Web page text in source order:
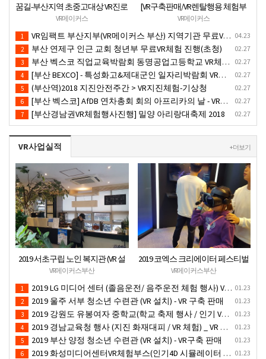
꿈길-부산지역 초중고대상 VR진로
직업체험 + VR안전교육 프로그램
운영공고
VR메이커스
[VR구축판매/VR렌탈행용 체험부
스][신제품](가성비최고) 1PC 2VR
일체형행사부스 세트(1부스-2인
따로 게임진행)
VR메이커스
04.23
1 VR임팩트 부산지부(VR메이커스 부산) 지역기관 무료VR체험서비스 제공
02.27
2 부산 연제구 인근 교회 청년부 무료VR체험 진행(초청)
02.27
3 부산 벡스코 직업교육박람회 동명공업고등학교 VR체험존
02.27
4 [부산 BEXCO] - 특성화고&제대군인 일자리박람회 VR체험부스운영(18.10.17)-VR행사
02.27
5 (부산역)2018 지진안전주간 > VR지진체험-기상청
02.27
6 [부산 벡스코] AfDB 연차총회 회의 아프리카의 날 - VR부스설치
02.27
7 [부산경남권VR체험행사진행] 밀양 아리랑대축제 2018
VR사업실적 + 더보기
2019 서초구립 노인 복지관 (VR 설
치) - VR 구축 판매
VR메이커스부산
2019 코엑스 크리에이터 페스티벌
VR체험 부스 (인기 VR 체험) - VR렌
탈대여 행사
VR메이커스부산
01.23
1 2019 LG 미디어 센터 (졸음운전/ 음주운전 체험 행사) VR 체험 - VR 렌탈대여 행사
01.23
2 2019 울주 서부 청소년 수련관 (VR 설치) - VR 구축 판매
01.23
3 2019 강원도 유봉여자 중학교(학교 축제 행사 / 인기 VR 컨텐츠 ) - VR렌탈대여 행사
01.23
4 2019 경남교육청 행사 (지진 화재대피 / VR 체험) _ VR 렌탈대여행사
01.23
5 2019 부산 양정 청소년 수련관 (VR 설치) - VR구축 판매
01.23
6 2019 화성미디어센터VR체험부스(인기4D 시뮬레이터 체험)-VR렌탈대여 행사